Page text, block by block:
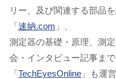
リー、及び関連する部品
「速納.com 」、
測定器の基礎・原理、測
会・インタビュー記事ま
「TechEyesOnline 」も運